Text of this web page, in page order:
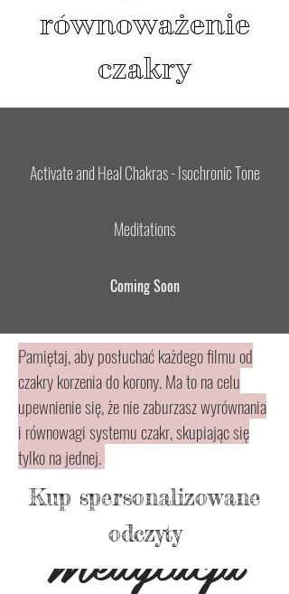
równoważenie
czakry
Activate and Heal Chakras - Isochronic Tone
Meditations
Coming Soon
Pamiętaj, aby posłuchać każdego filmu od
czakry korzenia do korony. Ma to na celu
upewnienie się, że nie zaburzasz wyrównania
i równowagi systemu czakr, skupiając się
tylko na jednej.
Kup spersonalizowane
odczyty
Do 20 minut
Medytacja